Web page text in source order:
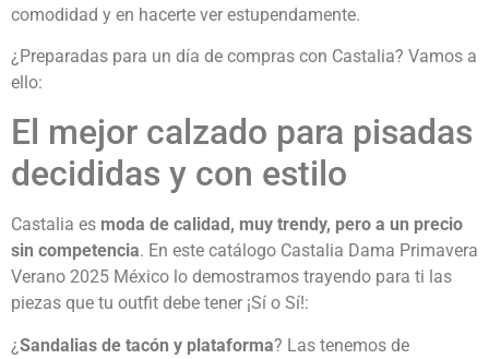
comodidad y en hacerte ver estupendamente.
¿Preparadas para un día de compras con Castalia? Vamos a
ello:
El mejor calzado para pisadas
decididas y con estilo
Castalia es moda de calidad, muy trendy, pero a un precio
sin competencia. En este catálogo Castalia Dama Primavera
Verano 2025 México lo demostramos trayendo para ti las
piezas que tu outfit debe tener ¡Sí o Sí!:
¿Sandalias de tacón y plataforma? Las tenemos de